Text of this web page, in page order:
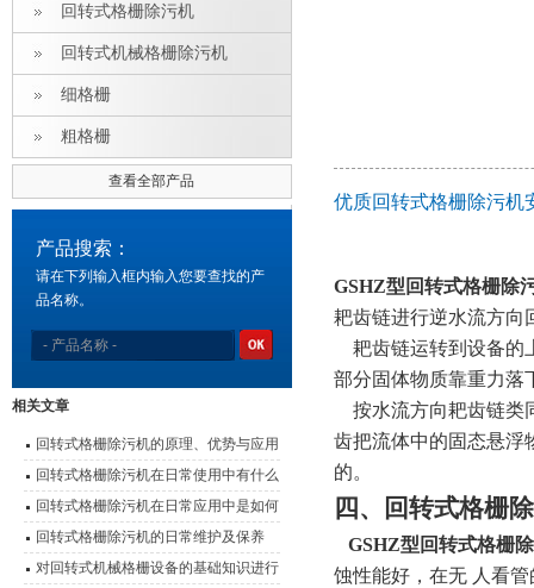
回转式格栅除污机
回转式机械格栅除污机
细格栅
粗格栅
查看全部产品
产品搜索：
请在下列输入框内输入您要查找的产
品名称。
相关文章
回转式格栅除污机的原理、优势与应用
回转式格栅除污机在日常使用中有什么
优点？
回转式格栅除污机在日常应用中是如何
运行的？
回转式格栅除污机的日常维护及保养
对回转式机械格栅设备的基础知识进行
优质回转式格栅除污机
GSHZ型回转式格栅除
耙齿链进行逆水流方向
耙齿链运转到设备的
部分固体物质靠重力落
按水流方向耙齿链类
齿把流体中的固态悬浮
的。
四、回转式格栅
GSHZ型回转式格栅
蚀性能好，在无 人看